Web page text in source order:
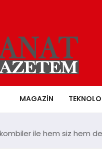
MAGAZIN
kombiler ile hem siz hem de